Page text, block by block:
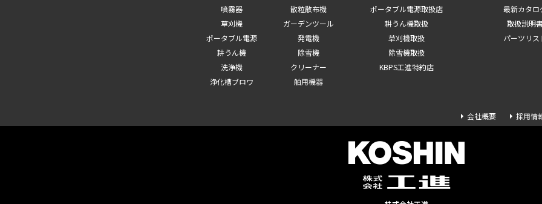
噴霧器
散粒散布機
草刈機
ガーデンツール
ポータブル電源
発電機
耕うん機
除雪機
洗浄機
クリーナー
浄化槽ブロワ
舶用機器
ポータブル電源取扱店
耕うん機取扱
草刈機取扱
除雪機取扱
KBPS工進特約店
最新カタロ
取扱説明
パーツリス
会社概要 採用情